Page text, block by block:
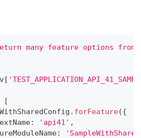
many feature options from
[
[
. forFeature({
: 'api41' ,
: